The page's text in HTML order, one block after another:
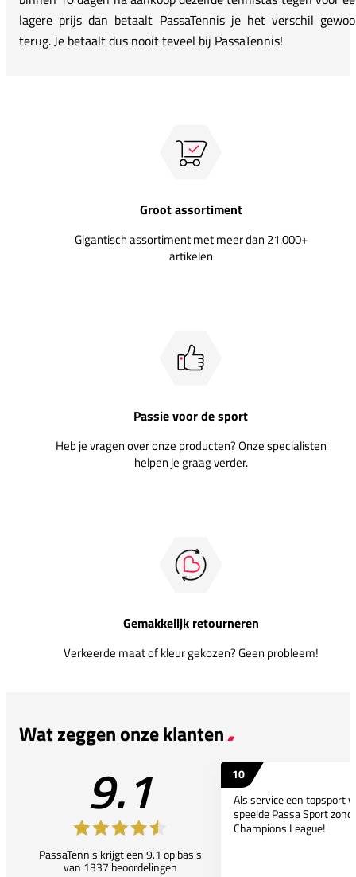
lagere prijs dan betaalt PassaTennis je het verschil
terug. Je betaalt dus nooit teveel bij PassaTennis!
Groot assortiment
Gigantisch assortiment met meer dan 21.000+
artikelen
Passie voor de sport
Heb je vragen over onze producten? Onze specialisten
helpen je graag verder.
Gemakkelijk retourneren
Verkeerde maat of kleur gekozen? Geen probleem!
Wat zeggen onze klanten
9.1
PassaTennis krijgt een 9.1 op basis
van 1337 beoordelingen
10
Als service een topsport
speelde Passa Sport
Champions League!